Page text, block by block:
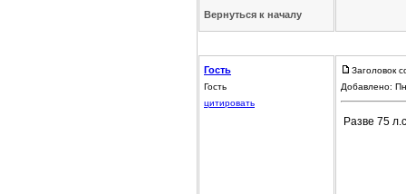
Вернуться к началу
Гость
Гость
цитировать
Заголовок
Добавлено:
Разве 75